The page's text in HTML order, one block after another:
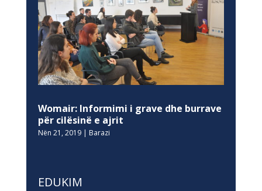
Womair: Informimi i grave dhe burrave
për cilësinë e ajrit
Nën 21, 2019| Barazi
EDUKIM